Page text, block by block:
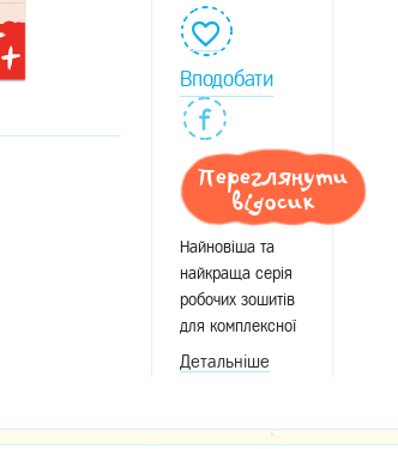
Вподобати
Переглянути
відосик
Найновіша та
найкраща серія
робочих зошитів
для комплексної
підготовки дитини
дошколи
Детальніше